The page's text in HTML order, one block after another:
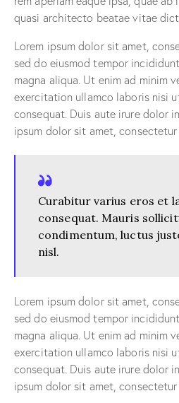
quasi architecto beatae vitae
Lorem ipsum dolor sit amet,
sed do eiusmod tempor
magna aliqua. Ut enim ad minim
exercitation ullamco laboris nisi
consequat. Duis aute irure dolor
ipsum dolor sit amet,
Curabitur varius eros et
consequat. Mauris
condimentum, luctus
nisl.
Lorem ipsum dolor sit amet,
sed do eiusmod tempor
magna aliqua. Ut enim ad minim
exercitation ullamco laboris nisi
consequat. Duis aute irure dolor
ipsum dolor sit amet,